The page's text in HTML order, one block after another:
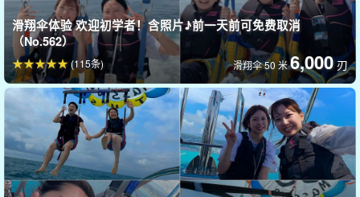
四个飞行课程
◆50M
低空飞行，适合初来乍到者。
◆100M
深受欢迎的球场，风景与惊险的平衡恰到好处。
◆150M
中级水平，可欣赏到更广阔、更壮观的景色。
◆200M
直冲石垣岛的天空！这是一条极具震撼力的路线，全景令人叹
为观止。
滑翔伞体验 欢迎初学者！含照片♪前一天前可免费取消
（No.562）
滑翔伞 50 米6,000 刃
(115条)